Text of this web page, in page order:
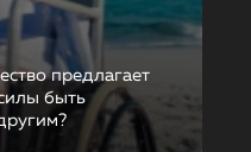
предлагает
быть